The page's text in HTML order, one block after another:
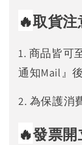
🔥取貨注
1. 商品皆可
通知Mail』
2. 為保護消
🔥發票開